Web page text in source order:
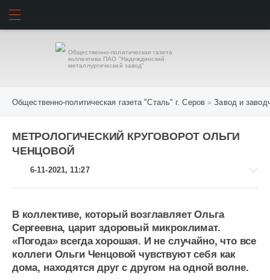
Общественно-политическая газета
коллектива ПАО "Надеждинский
металлургический завод"
Общественно-политическая газета "Сталь" г. Серов »Завод и
МЕТРОЛОГИЧЕСКИЙ КРУГОВОРОТ ОЛЬГИ
ЧЕНЦОВОЙ
6-11-2021, 11:27
и
заводчане
955
В коллективе, который возглавляет Ольга
Сергеевна, царит здоровый микроклимат.
«Погода» всегда хорошая. И не случайно, что все
коллеги Ольги Ченцовой чувствуют себя как
дома, находятся друг с другом на одной волне.